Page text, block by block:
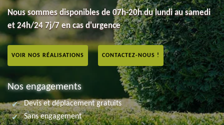
Nous sommes disponibles de 07h-20h du lundi au samedi
et 24h/24 7j/7 en cas d'urgence
VOIR NOS RÉALISATIONS CONTACTEZ-NOUS !
Nos engagements
Devis et déplacement gratuits
Sans engagement